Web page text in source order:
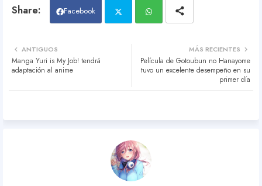
Facebook
atsa
MÁS RECIENTES
Película de Gotoubun no Hanayome
tuvo un excelente desempeño en su
primer día
ANTIGUOS
Manga Yuri is My Job! tendrá
adaptación al anime